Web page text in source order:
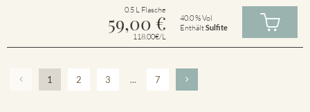
0.5 L Flasche
59,00 €
118.00€/L
40.0 % Vol
EnthältSulfite
1 2 3 ... 7